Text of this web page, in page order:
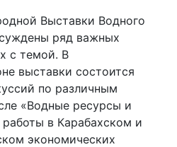
Выставки Водного
ряд важных
с темой. В
выставки состоится
по различным
«Водные ресурсы и
в Карабахском и
экономических